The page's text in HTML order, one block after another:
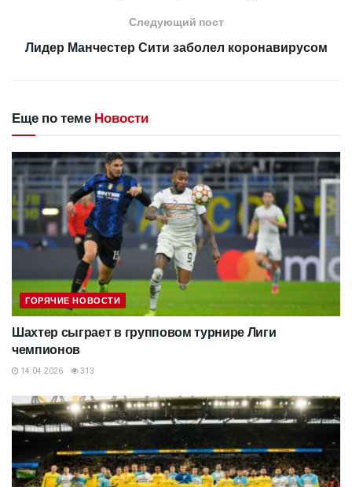
Следующий пост
Лидер Манчестер Сити заболел коронавирусом
Еще по теме Новости
ГОРЯЧИЕ НОВОСТИ
Шахтер сыграет в групповом турнире Лиги
чемпионов
14.04.2026 313